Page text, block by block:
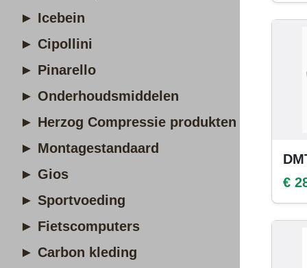
► Icebein
► Cipollini
► Pinarello
► Onderhoudsmiddelen
► Herzog Compressie produkten
► Montagestandaard
► Gios
► Sportvoeding
► Fietscomputers
► Carbon kleding
€